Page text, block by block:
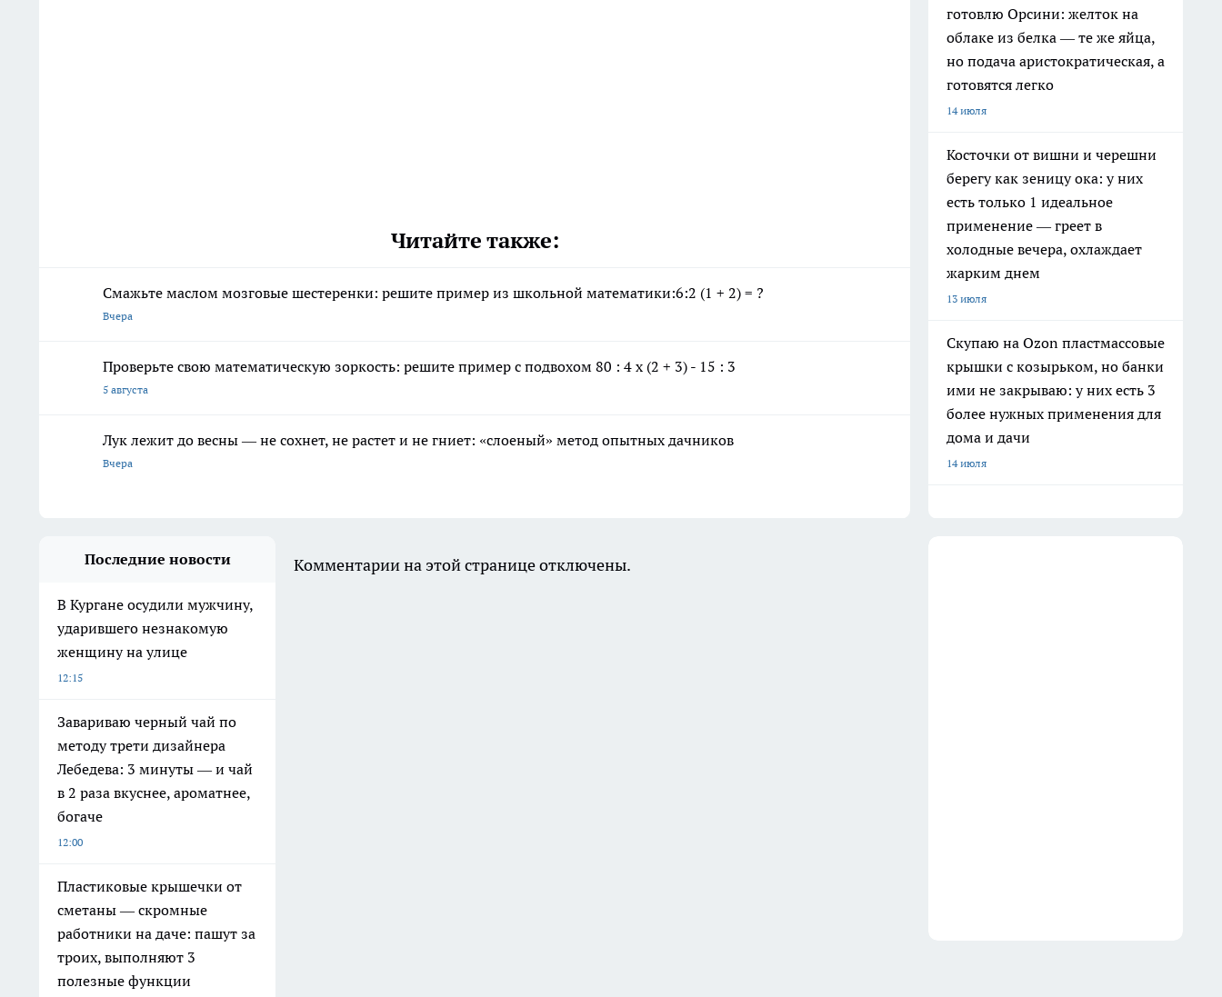
Читайте также:
Смажьте маслом мозговые шестеренки: решите пример из школьной математики:6:2 (1 + 2) = ?
Вчера
Проверьте свою математическую зоркость: решите пример с подвохом 80 : 4 х (2 + 3) - 15 : 3
5 августа
Лук лежит до весны — не сохнет, не растет и не гниет: «слоеный» метод опытных дачников
Вчера
готовлю Орсини: желток на
облаке из белка — те же яйца,
но подача аристократическая, а
готовятся легко
14 июля
Косточки от вишни и черешни
берегу как зеницу ока: у них
есть только 1 идеальное
применение — греет в
холодные вечера, охлаждает
жарким днем
13 июля
Скупаю на Ozon пластмассовые
крышки с козырьком, но банки
ими не закрываю: у них есть 3
более нужных применения для
дома и дачи
14 июля
Последние новости
В Кургане осудили мужчину,
ударившего незнакомую
женщину на улице
12:15
Завариваю черный чай по
методу трети дизайнера
Лебедева: 3 минуты — и чай
в 2 раза вкуснее, ароматнее,
богаче
12:00
Пластиковые крышечки от
сметаны — скромные
работники на даче: пашут за
троих, выполняют 3
полезные функции
Комментарии на этой странице отключены.